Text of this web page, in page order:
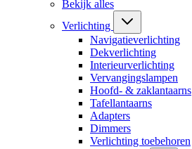
Bekijk alles
Verlichting
Navigatieverlichting
Dekverlichting
Interieurverlichting
Vervangingslampen
Hoofd- & zaklantaarns
Tafellantaarns
Adapters
Dimmers
Verlichting toebehoren